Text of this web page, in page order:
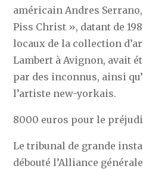
américain Andres
Piss Christ », datant de
locaux de la collection
Lambert à Avignon, avait
par des inconnus, ainsi
l’artiste new-yorkais.
8000 euros pour le
Le tribunal de grande
débouté l’Alliance